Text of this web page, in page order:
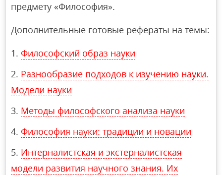
предмету «Философия».
Дополнительные готовые рефераты на темы:
Философский образ науки
Разнообразие подходов к изучению науки.
Модели науки
Методы философского анализа науки
Философия науки: традиции и новации
Интерналистская и экстерналистская
модели развития научного знания. Их